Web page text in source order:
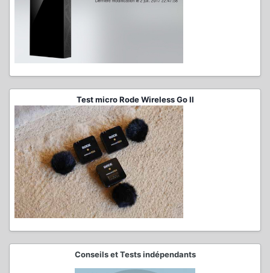
Test micro Rode Wireless Go II
Conseils et Tests indépendants